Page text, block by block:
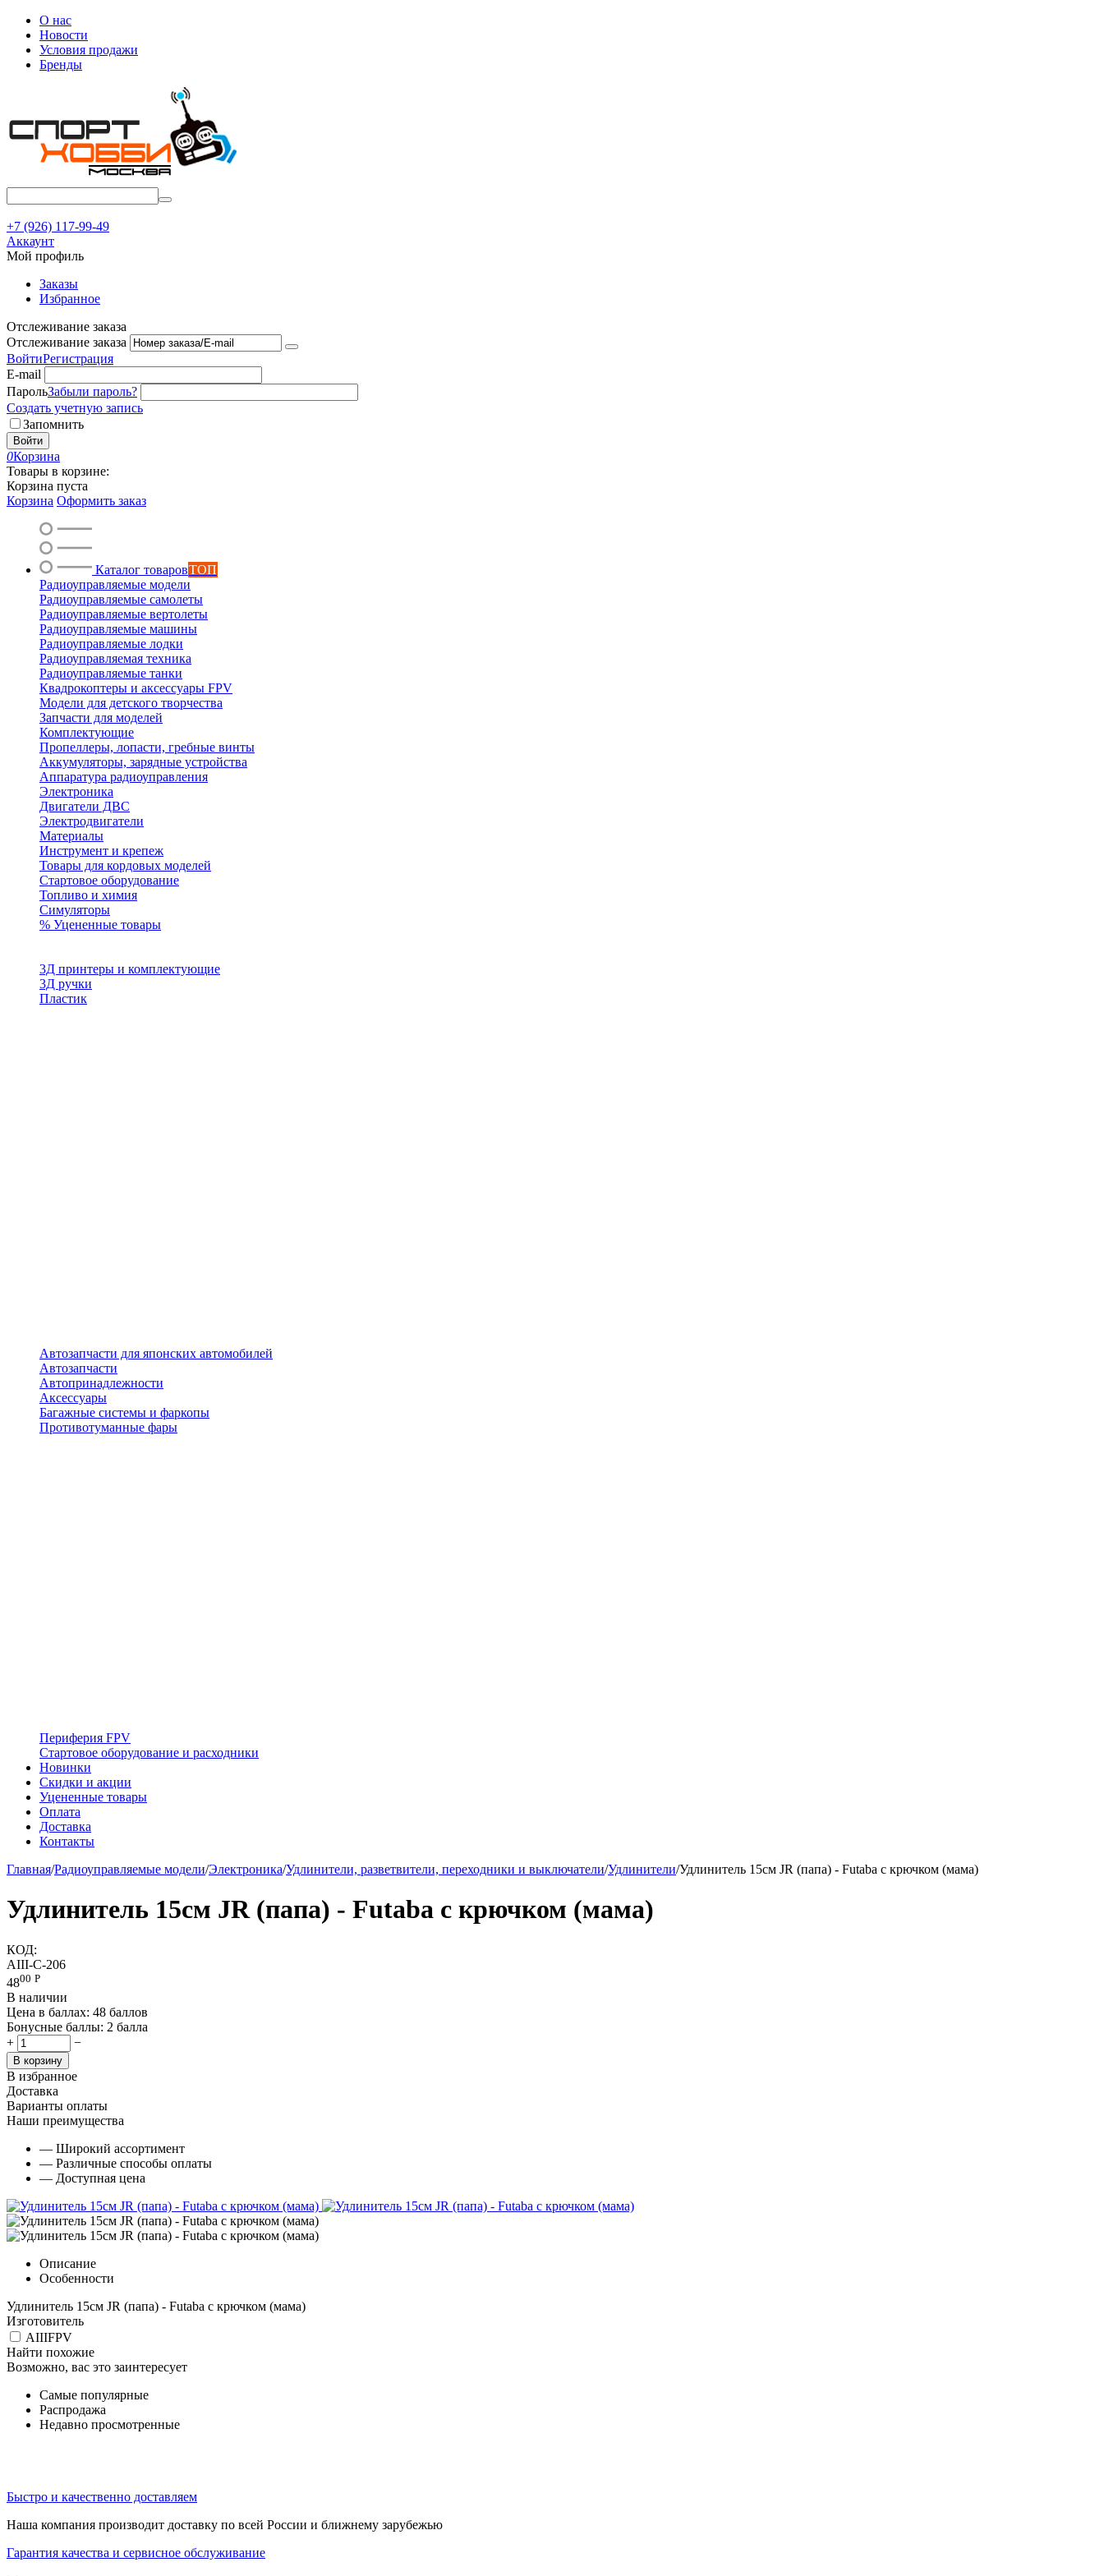
О нас
Новости
Условия продажи
Бренды
+7 (926) 117-99-49
Аккаунт
Мой профиль
Заказы
Избранное
Отслеживание заказа
Отслеживание заказа
ВойтиРегистрация
E-mail
ПарольЗабыли пароль?
Создать учетную запись
Запомнить
Войти
0Корзина
Товары в корзине:
Корзина пуста
Корзина Оформить заказ
Каталог товаровТОП
Радиоуправляемые модели
Радиоуправляемые самолеты
Радиоуправляемые вертолеты
Радиоуправляемые машины
Радиоуправляемые лодки
Радиоуправляемая техника
Радиоуправляемые танки
Квадрокоптеры и аксессуары FPV
Модели для детского творчества
Запчасти для моделей
Комплектующие
Пропеллеры, лопасти, гребные винты
Аккумуляторы, зарядные устройства
Аппаратура радиоуправления
Электроника
Двигатели ДВС
Электродвигатели
Материалы
Инструмент и крепеж
Товары для кордовых моделей
Стартовое оборудование
Топливо и химия
Симуляторы
% Уцененные товары
3Д принтеры и комплектующие
3Д ручки
Пластик
Автозапчасти для японских автомобилей
Автозапчасти
Автопринадлежности
Аксессуары
Багажные системы и фаркопы
Противотуманные фары
Периферия FPV
Стартовое оборудование и расходники
Новинки
Скидки и акции
Уцененные товары
Оплата
Доставка
Контакты
Главная/Радиоуправляемые модели/Электроника/Удлинители, разветвители, переходники и выключатели/Удлинители/Удлинитель 15см JR (папа) - Futaba с крючком (мама)
Удлинитель 15см JR (папа) - Futaba с крючком (мама)
КОД:
AIII-C-206
4800 Р
В наличии
Цена в баллах: 48 баллов
Бонусные баллы: 2 балла
+
−
В корзину
В избранное
Доставка
Варианты оплаты
Наши преимущества
— Широкий ассортимент
— Различные способы оплаты
— Доступная цена
Описание
Особенности
Удлинитель 15см JR (папа) - Futaba с крючком (мама)
Изготовитель
AIIIFPV
Найти похожие
Возможно, вас это заинтересует
Самые популярные
Распродажа
Недавно просмотренные
Быстро и качественно доставляем
Наша компания производит доставку по всей России и ближнему зарубежью
Гарантия качества и сервисное обслуживание